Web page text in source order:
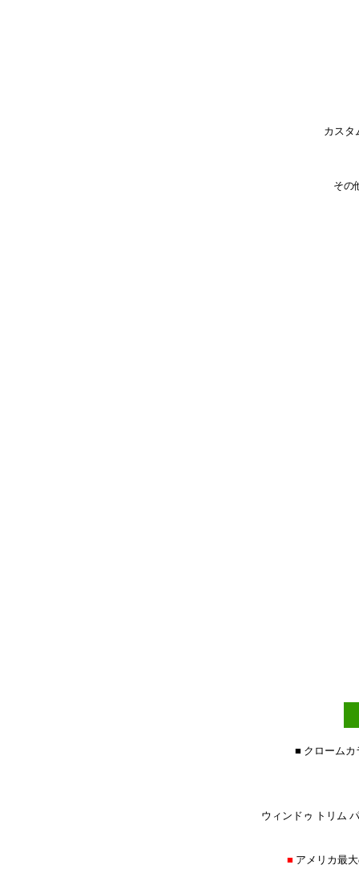
カスタ
その
■ クロームカ
ウィンドゥ トリム
■ アメリカ最